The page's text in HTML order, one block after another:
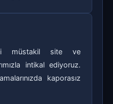
müstakil site ve
intikal ediyoruz.
kaporasız